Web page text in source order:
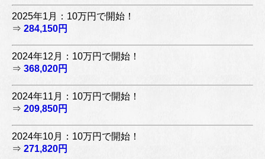
2025年1月：10万円で開始！
⇒ 284,150円
2024年12月：10万円で開始！
⇒ 368,020円
2024年11月：10万円で開始！
⇒ 209,850円
2024年10月：10万円で開始！
⇒ 271,820円